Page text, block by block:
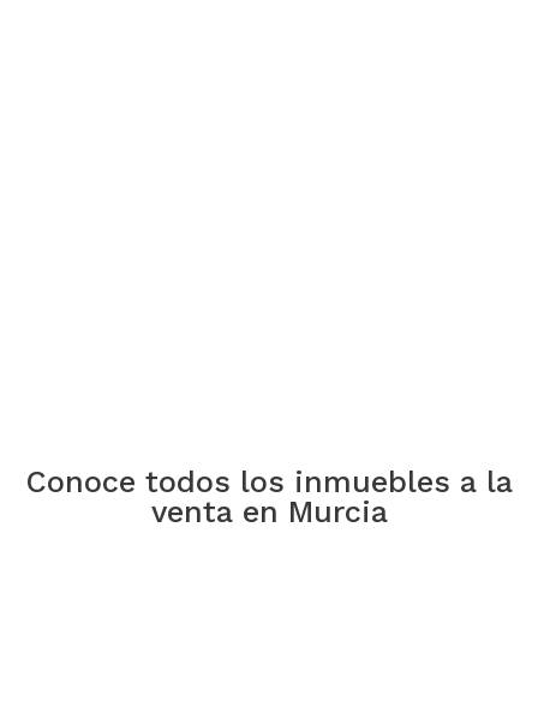
Conoce todos los inmuebles a la
venta en Murcia